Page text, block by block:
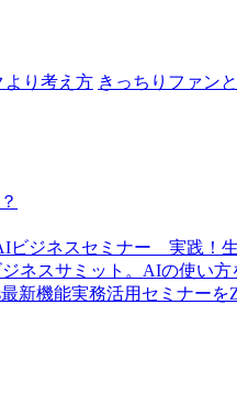
より考え方 きっちりファン
ビジネスセミナー 実践！
ネスサミット。AIの使い
最新機能実務活用セミナー